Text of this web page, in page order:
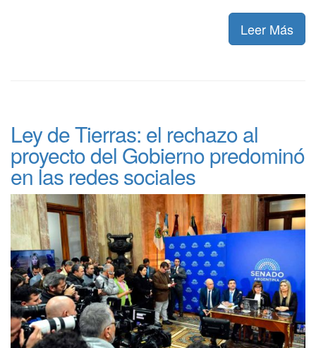
Leer Más
Ley de Tierras: el rechazo al
proyecto del Gobierno predominó
en las redes sociales